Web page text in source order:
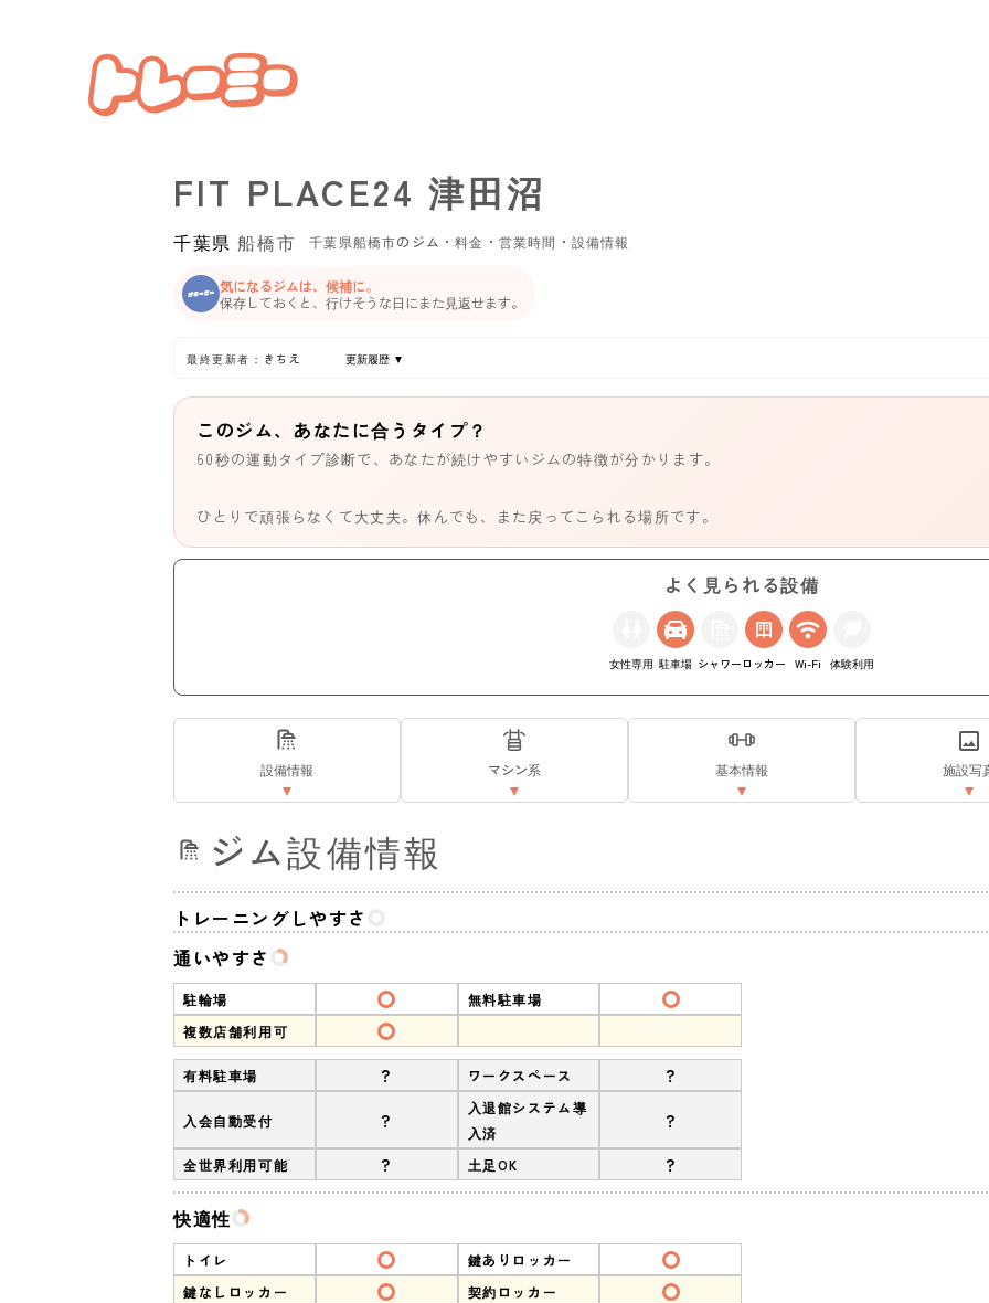
FIT PLACE24 津田沼
千葉県 船橋市 千葉県船橋市のジム・料金・営業時間・設備情報
気になるジムは、候補に。
保存しておくと、行けそうな日にまた見返せます。
最終更新者：きちえ 更新履歴 ▼
このジム、あなたに合うタイプ？
60秒の運動タイプ診断で、あなたが続けやすいジムの特徴が分かります。
ひとりで頑張らなくて大丈夫。休んでも、また戻ってこられる場所です。
よく見られる設備
女性専用 駐車場 シャワー ロッカー Wi-Fi 体験利用
設備情報 マシン系 基本情報 施設写
ジム設備情報
トレーニングしやすさ
通いやすさ
駐輪場
無料駐車場
複数店舗利用可
有料駐車場 ? ワークスペース ?
入会自動受付 ?
入退館システム導
入済
?
全世界利用可能 ? 土足OK ?
快適性
トイレ
鍵ありロッカー
鍵なしロッカー
契約ロッカー